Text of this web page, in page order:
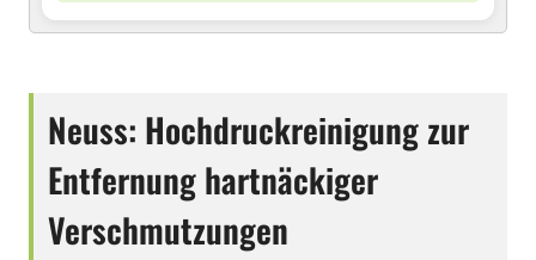
Neuss: Hochdruckreinigung zur
Entfernung hartnäckiger
Verschmutzungen